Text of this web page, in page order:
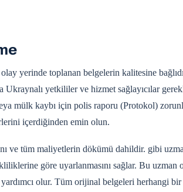
yerinde toplanan belgelerin kalitesine
yetkililer ve hizmet sağlayıcılar
mülk kaybı için polis raporu (Protokol)
içerdiğinden emin olun.
ve tüm maliyetlerin dökümü dahildir. gibi
göre uyarlanmasını sağlar. Bu uzman
olur. Tüm orijinal belgeleri herhangi